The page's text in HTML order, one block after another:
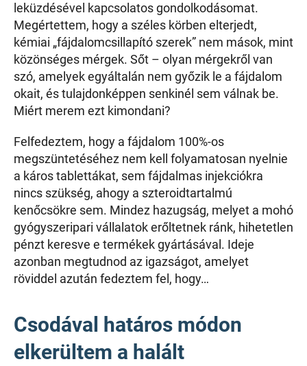
leküzdésével kapcsolatos gondolkodásomat.
Megértettem, hogy a széles körben elterjedt,
kémiai „fájdalomcsillapító szerek” nem mások, mint
közönséges mérgek. Sőt – olyan mérgekről van
szó, amelyek egyáltalán nem győzik le a fájdalom
okait, és tulajdonképpen senkinél sem válnak be.
Miért merem ezt kimondani?
Felfedeztem, hogy a fájdalom 100%-os
megszüntetéséhez nem kell folyamatosan nyelnie
a káros tablettákat, sem fájdalmas injekciókra
nincs szükség, ahogy a szteroidtartalmú
kenőcsökre sem. Mindez hazugság, melyet a mohó
gyógyszeripari vállalatok erőltetnek ránk, hihetetlen
pénzt keresve e termékek gyártásával. Ideje
azonban megtudnod az igazságot, amelyet
röviddel azután fedeztem fel, hogy…
Csodával határos módon
elkerültem a halált